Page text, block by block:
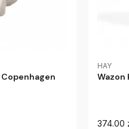
HAY
Wazon
374.00